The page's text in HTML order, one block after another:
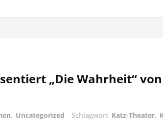
„Die Wahrheit“
, Uncategorized Schlagwort Katz-Theater,